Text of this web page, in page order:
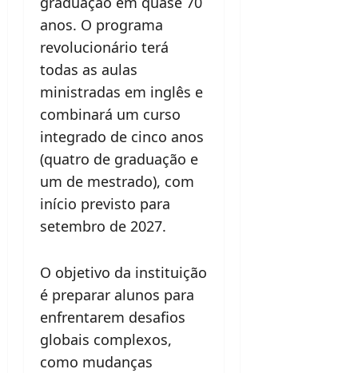
anos. O programa
revolucionário terá
todas as aulas
ministradas em inglês e
combinará um curso
integrado de cinco anos
(quatro de graduação e
um de mestrado), com
início previsto para
setembro de 2027.
O objetivo da instituição
é preparar alunos para
enfrentarem desafios
globais complexos,
como mudanças